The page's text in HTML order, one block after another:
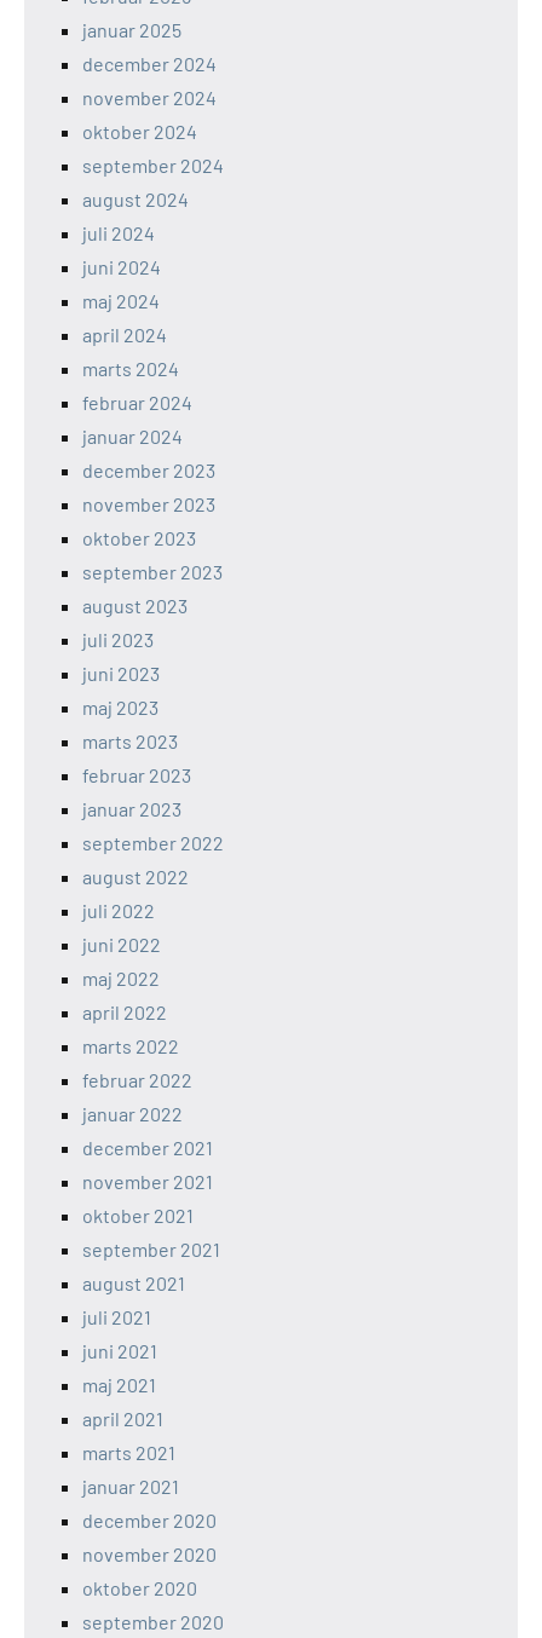
januar 2025
december 2024
november 2024
oktober 2024
september 2024
august 2024
juli 2024
juni 2024
maj 2024
april 2024
marts 2024
februar 2024
januar 2024
december 2023
november 2023
oktober 2023
september 2023
august 2023
juli 2023
juni 2023
maj 2023
marts 2023
februar 2023
januar 2023
september 2022
august 2022
juli 2022
juni 2022
maj 2022
april 2022
marts 2022
februar 2022
januar 2022
december 2021
november 2021
oktober 2021
september 2021
august 2021
juli 2021
juni 2021
maj 2021
april 2021
marts 2021
januar 2021
december 2020
november 2020
oktober 2020
september 2020